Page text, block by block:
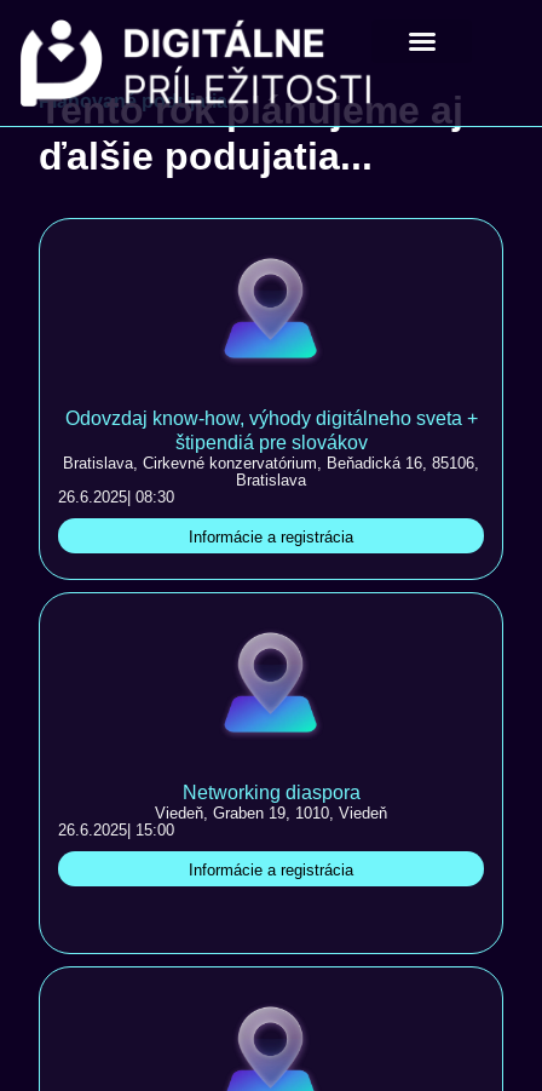
Plánované podujatia
Tento rok plánujeme aj
ďalšie podujatia...
Odovzdaj know-how, výhody digitálneho sveta +
štipendiá pre slovákov
Bratislava, Cirkevné konzervatórium, Beňadická 16, 85106,
Bratislava
26.6.2025 | 08:30
Informácie a registrácia
Networking diaspora
Viedeň, Graben 19, 1010, Viedeň
26.6.2025 | 15:00
Informácie a registrácia